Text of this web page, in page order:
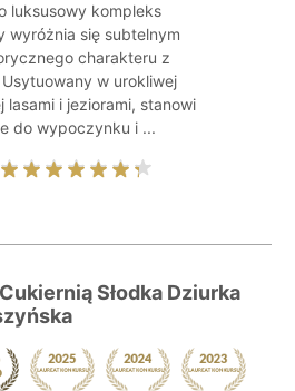
luksusowy kompleks
wyróżnia się subtelnym
charakteru z
w urokliwej
lasami i jeziorami, stanowi
do wypoczynku i ...
Słodka Dziurka